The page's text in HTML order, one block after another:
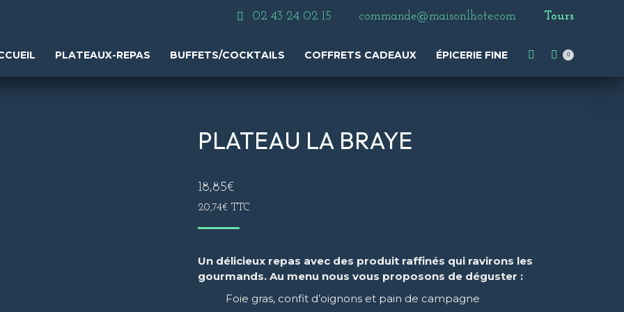
02 43 24 02 15 commande@maisonlhote.com Tours
PLATEAUX-REPAS BUFFETS/COCKTAILS COFFRETS CADEAUX ÉPICERIE FINE 0
PLATEAU LA BRAYE
18,85€
20,74€ TTC
Un délicieux repas avec des produit raffinés qui ravirons les
gourmands. Au menu nous vous proposons de déguster :
Foie gras, confit d’oignons et pain de campagne